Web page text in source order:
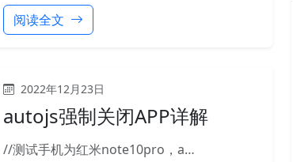
阅读全文
2022年12月23日
autojs强制关闭APP详解
//测试手机为红米note10pro，a…